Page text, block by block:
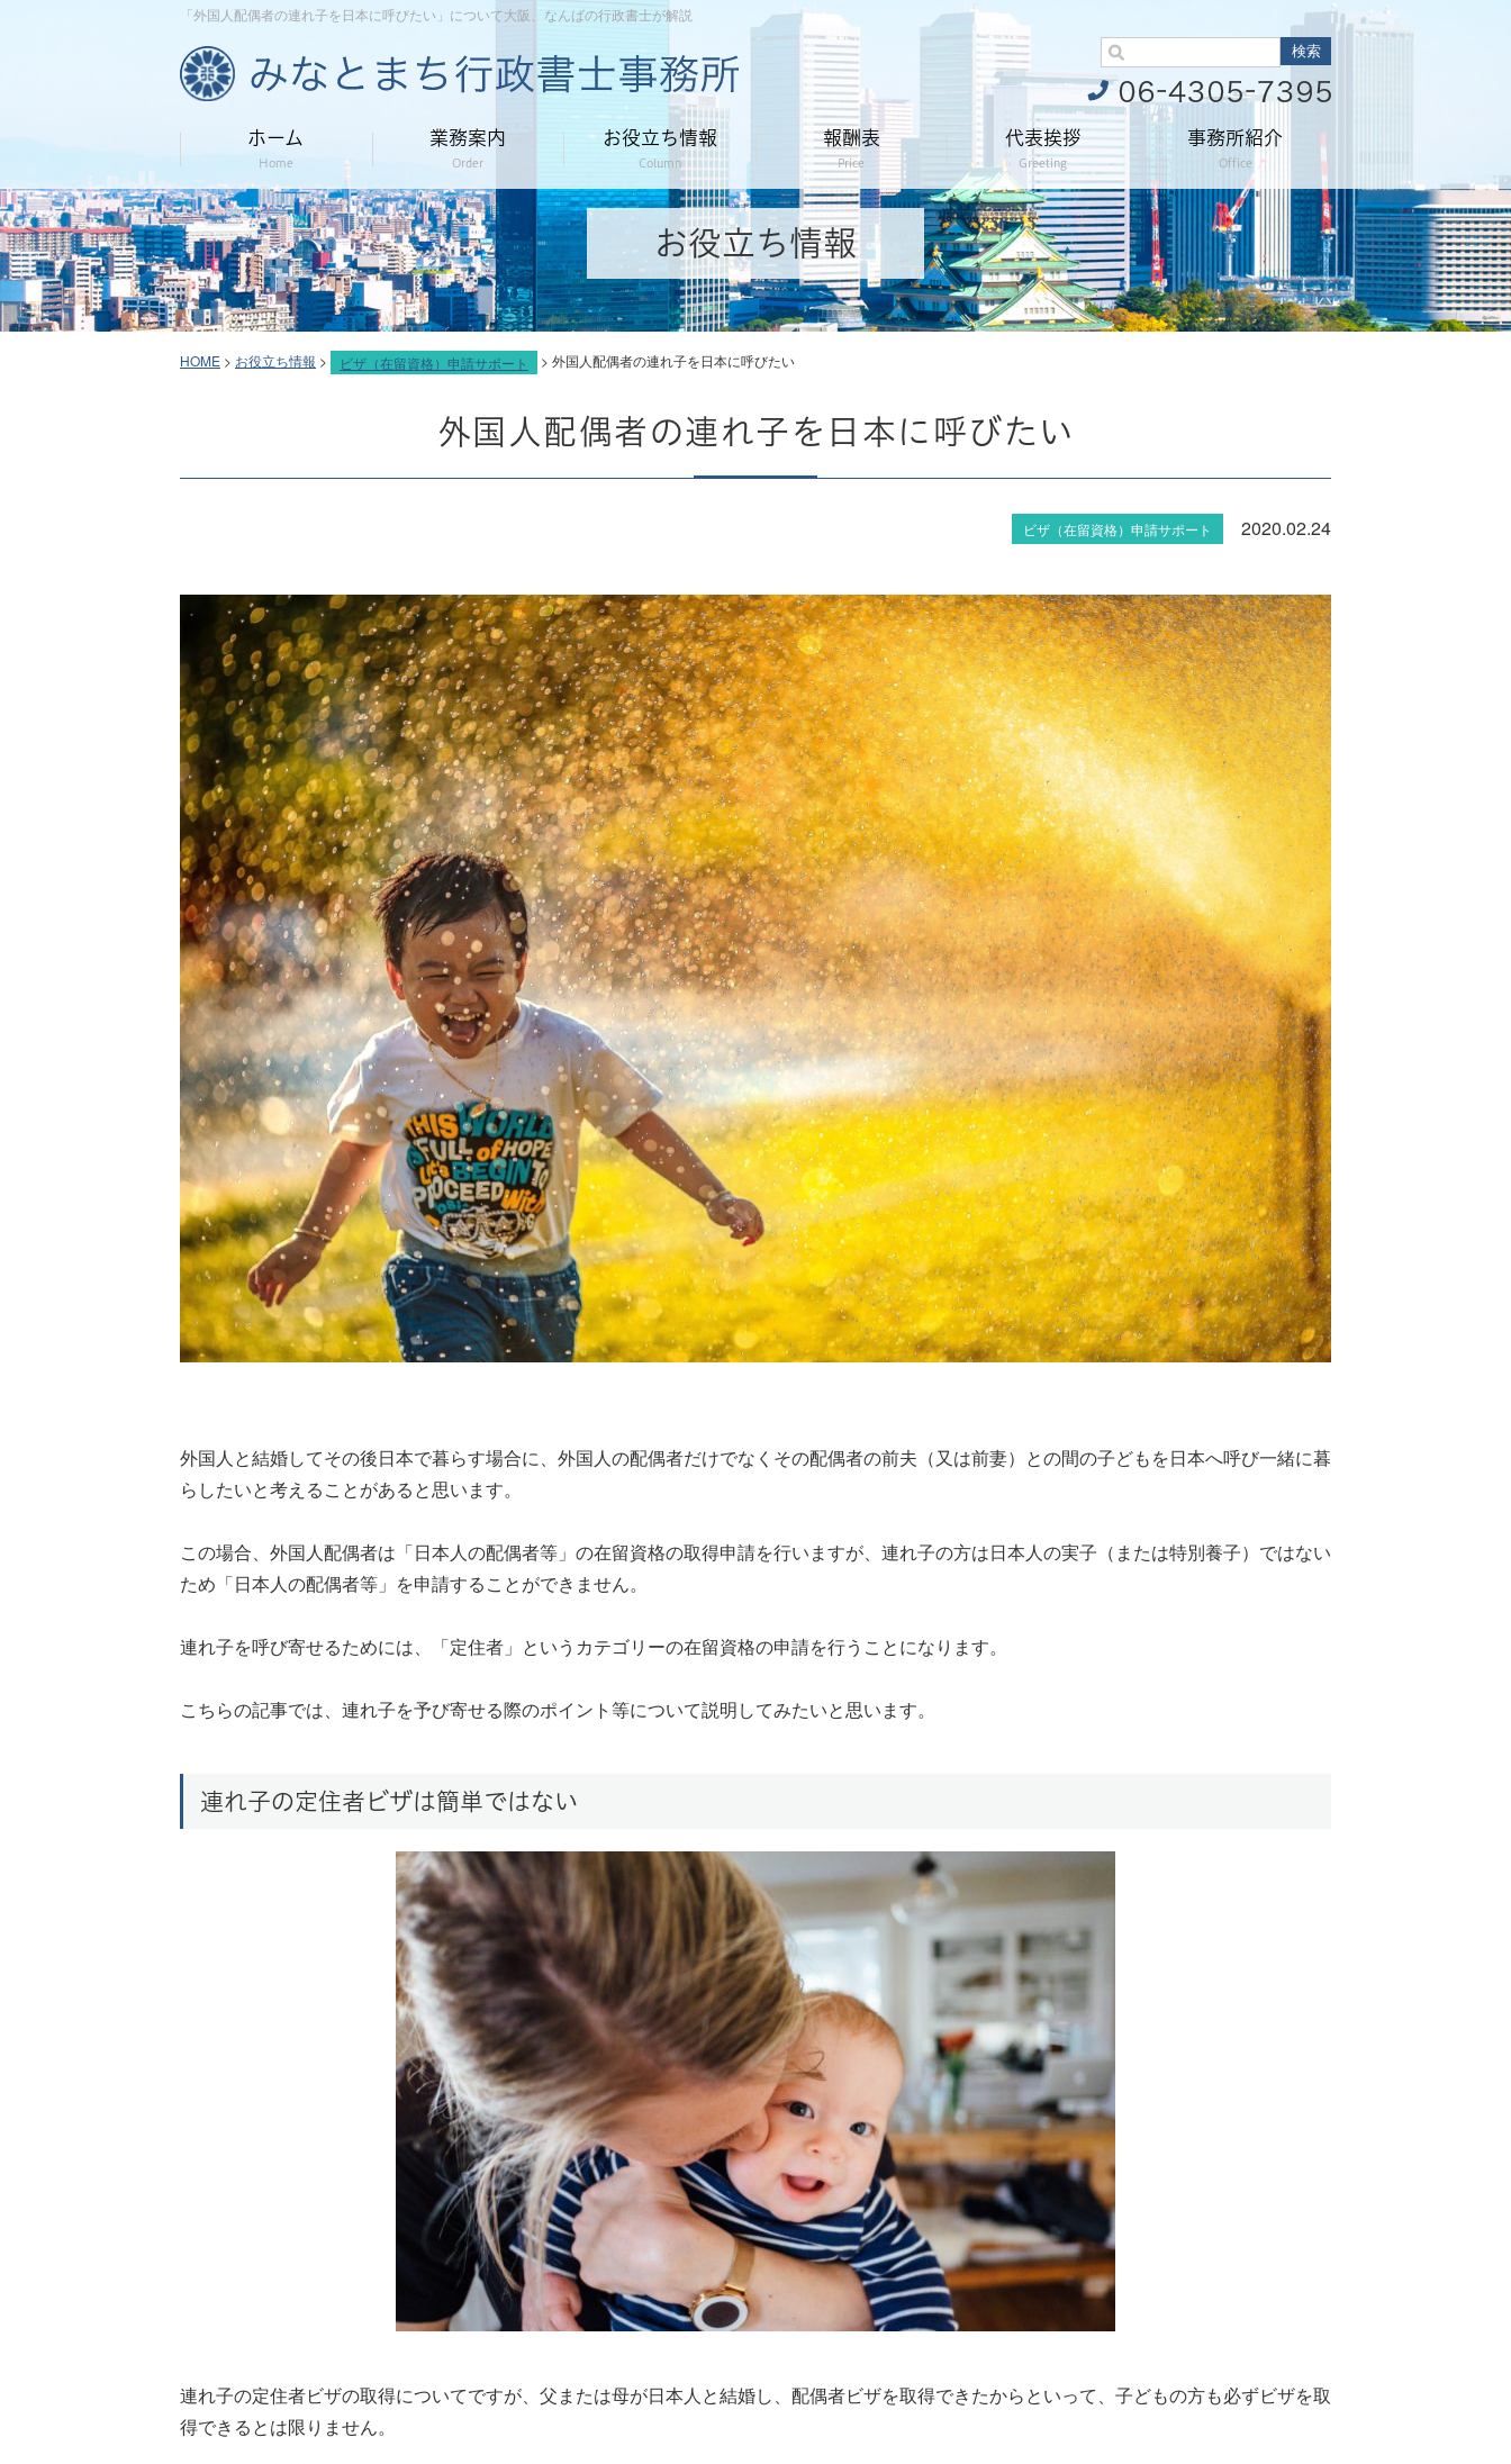
「外国人配偶者の連れ子を日本に呼びたい」について大阪、なんばの行政書士が解説
ホーム
Home
業務案内
Order
お役立ち情報
Column
報酬表
Price
代表挨拶
Greeting
事務所紹介
Office
お役立ち情報
HOME > お役立ち情報 > ビザ（在留資格）申請サポート > 外国人配偶者の連れ子を日本に呼びたい
外国人配偶者の連れ子を日本に呼びたい
ビザ（在留資格）申請サポート 2020.02.24
外国人と結婚してその後日本で暮らす場合に、外国人の配偶者だけでなくその配偶者の前夫（又は前妻）との間の子どもを日本へ呼び一緒に暮
らしたいと考えることがあると思います。
この場合、外国人配偶者は「日本人の配偶者等」の在留資格の取得申請を行いますが、連れ子の方は日本人の実子（または特別養子）ではない
ため「日本人の配偶者等」を申請することができません。
連れ子を呼び寄せるためには、「定住者」というカテゴリーの在留資格の申請を行うことになります。
こちらの記事では、連れ子を予び寄せる際のポイント等について説明してみたいと思います。
連れ子の定住者ビザは簡単ではない
連れ子の定住者ビザの取得についてですが、父または母が日本人と結婚し、配偶者ビザを取得できたからといって、子どもの方も必ずビザを取
得できるとは限りません。